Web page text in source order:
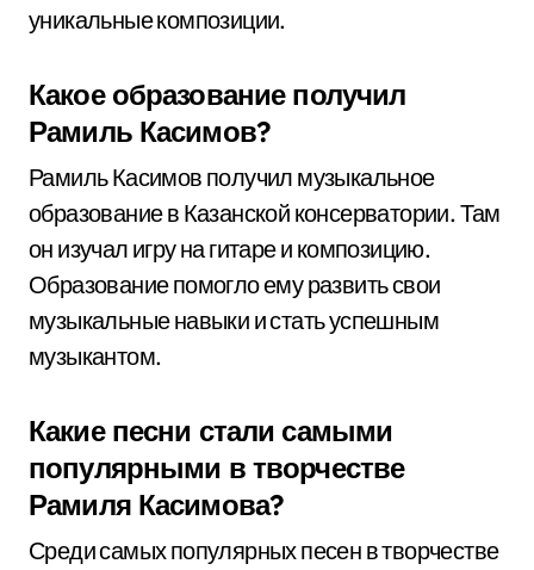
уникальные композиции.
Какое образование получил
Рамиль Касимов?
Рамиль Касимов получил музыкальное
образование в Казанской консерватории. Там
он изучал игру на гитаре и композицию.
Образование помогло ему развить свои
музыкальные навыки и стать успешным
музыкантом.
Какие песни стали самыми
популярными в творчестве
Рамиля Касимова?
Среди самых популярных песен в творчестве